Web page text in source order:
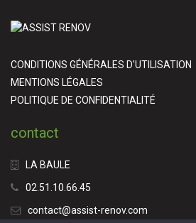
CONDITIONS GÉNÉRALES D'UTILISATION
MENTIONS LÉGALES
POLITIQUE DE CONFIDENTIALITÉ
contact
LA BAULE
02.51.10.66.45
contact@assist-renov.com